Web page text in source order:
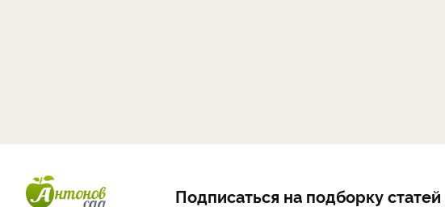
Подписаться на подборку статей